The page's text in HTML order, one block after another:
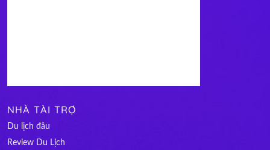
NHÀ TÀI TRỢ
Du lịch đâu
Review Du Lịch